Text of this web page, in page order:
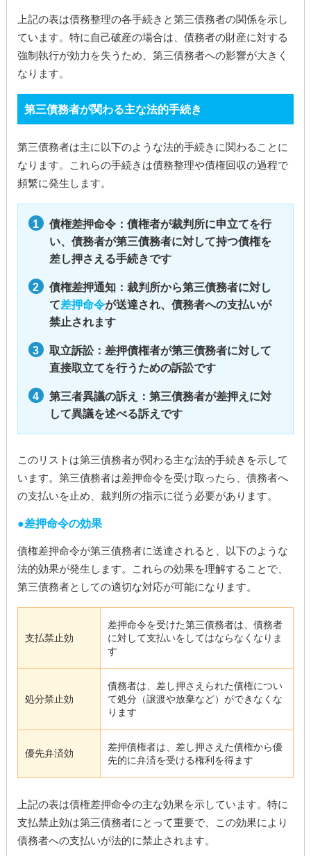
上記の表は債務整理の各手続きと第三債務者の関係を示し
ています。特に自己破産の場合は、債務者の財産に対する
強制執行が効力を失うため、第三債務者への影響が大きく
なります。
第三債務者が関わる主な法的手続き
第三債務者は主に以下のような法的手続きに関わることに
なります。これらの手続きは債務整理や債権回収の過程で
頻繁に発生します。
債権差押命令：債権者が裁判所に申立てを行
い、債務者が第三債務者に対して持つ債権を
差し押さえる手続きです
債権差押通知：裁判所から第三債務者に対し
て差押命令が送達され、債務者への支払いが
禁止されます
取立訴訟：差押債権者が第三債務者に対して
直接取立てを行うための訴訟です
第三者異議の訴え：第三債務者が差押えに対
して異議を述べる訴えです
このリストは第三債務者が関わる主な法的手続きを示して
います。第三債務者は差押命令を受け取ったら、債務者へ
の支払いを止め、裁判所の指示に従う必要があります。
差押命令の効果
債権差押命令が第三債務者に送達されると、以下のような
法的効果が発生します。これらの効果を理解することで、
第三債務者としての適切な対応が可能になります。
支払禁止効
差押命令を受けた第三債務者は、債務者
に対して支払いをしてはならなくなりま
す
処分禁止効
債務者は、差し押さえられた債権につい
て処分（譲渡や放棄など）ができなくな
ります
優先弁済効
差押債権者は、差し押さえた債権から優
先的に弁済を受ける権利を得ます
上記の表は債権差押命令の主な効果を示しています。特に
支払禁止効は第三債務者にとって重要で、この効果により
債務者への支払いが法的に禁止されます。